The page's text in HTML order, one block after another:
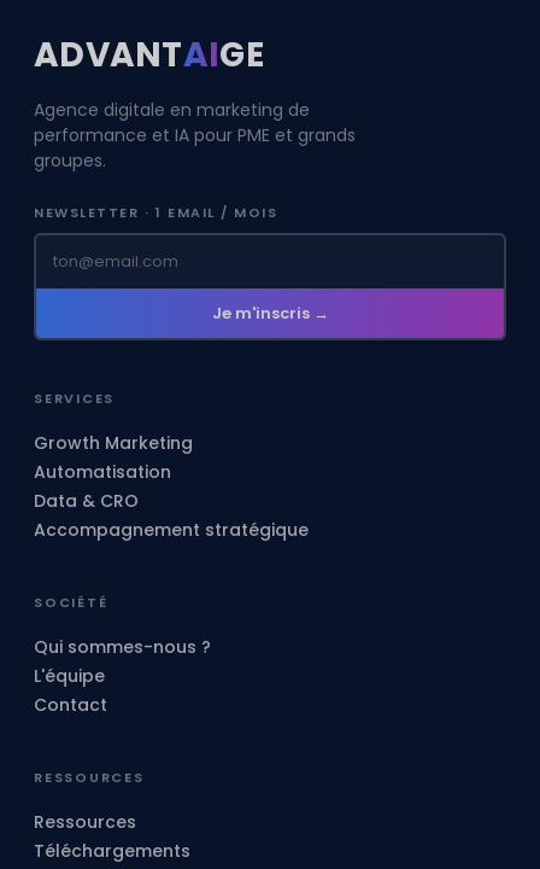
ADVANTAIGE
Agence digitale en marketing de
performance et IA pour PME et grands
groupes.
NEWSLETTER · 1 EMAIL / MOIS
Je m'inscris →
SERVICES
Growth Marketing
Automatisation
Data & CRO
Accompagnement stratégique
SOCIÉTÉ
Qui sommes-nous ?
L'équipe
Contact
RESSOURCES
Ressources
Téléchargements